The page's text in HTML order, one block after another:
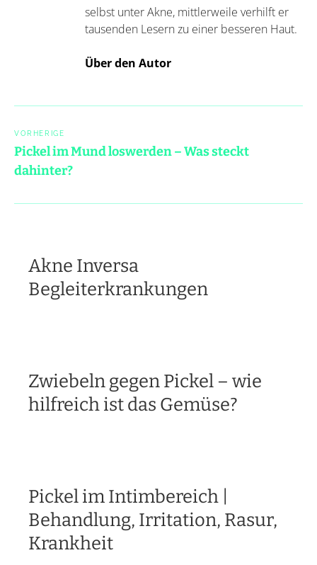
selbst unter Akne, mittlerweile verhilft er
tausenden Lesern zu einer besseren Haut.
Über den Autor
navigation
VORHERIGE
Pickel im Mund loswerden – Was steckt
dahinter?
Akne Inversa
Begleiterkrankungen
Zwiebeln gegen Pickel – wie
hilfreich ist das Gemüse?
Pickel im Intimbereich |
Behandlung, Irritation, Rasur,
Krankheit